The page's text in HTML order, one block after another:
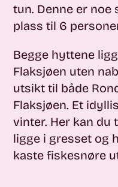
tun. Denne er noe
plass til 6
Begge hyttene
Flaksjøen uten
utsikt til både
Flaksjøen. Et
vinter. Her kan du
ligge i gresset og
kaste fiskesnøre